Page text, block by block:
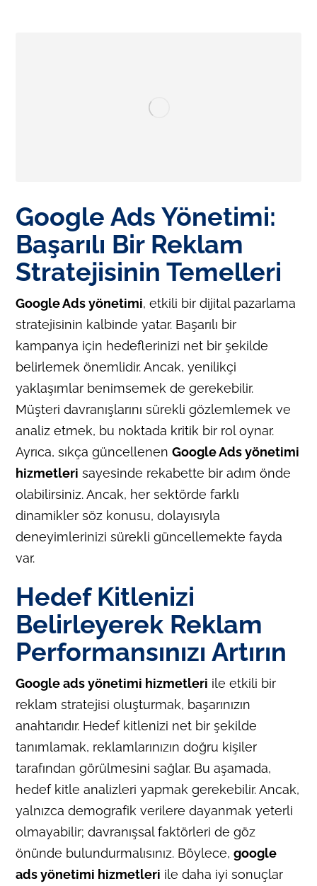
Google Ads Yönetimi:
Başarılı Bir Reklam
Stratejisinin Temelleri
Google Ads yönetimi, etkili bir dijital pazarlama
stratejisinin kalbinde yatar. Başarılı bir
kampanya için hedeflerinizi net bir şekilde
belirlemek önemlidir. Ancak, yenilikçi
yaklaşımlar benimsemek de gerekebilir.
Müşteri davranışlarını sürekli gözlemlemek ve
analiz etmek, bu noktada kritik bir rol oynar.
Ayrıca, sıkça güncellenenGoogle Ads yönetimi
hizmetleri sayesinde rekabette bir adım önde
olabilirsiniz. Ancak, her sektörde farklı
dinamikler söz konusu, dolayısıyla
deneyimlerinizi sürekli güncellemekte fayda
var.
Hedef Kitlenizi
Belirleyerek Reklam
Performansınızı Artırın
Google ads yönetimi hizmetleri ile etkili bir
reklam stratejisi oluşturmak, başarınızın
anahtarıdır. Hedef kitlenizi net bir şekilde
tanımlamak, reklamlarınızın doğru kişiler
tarafından görülmesini sağlar. Bu aşamada,
hedef kitle analizleri yapmak gerekebilir. Ancak,
yalnızca demografik verilere dayanmak yeterli
olmayabilir; davranışsal faktörleri de göz
önünde bulundurmalısınız. Böylece,google
ads yönetimi hizmetleri ile daha iyi sonuçlar